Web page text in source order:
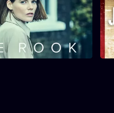
The Rook